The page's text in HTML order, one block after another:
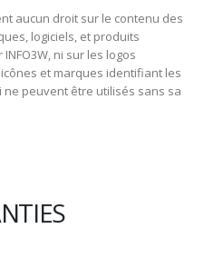
aucun droit sur le contenu des
logiciels, et produits
ni sur les logos
et marques identifiant les
ne peuvent être utilisés sans sa